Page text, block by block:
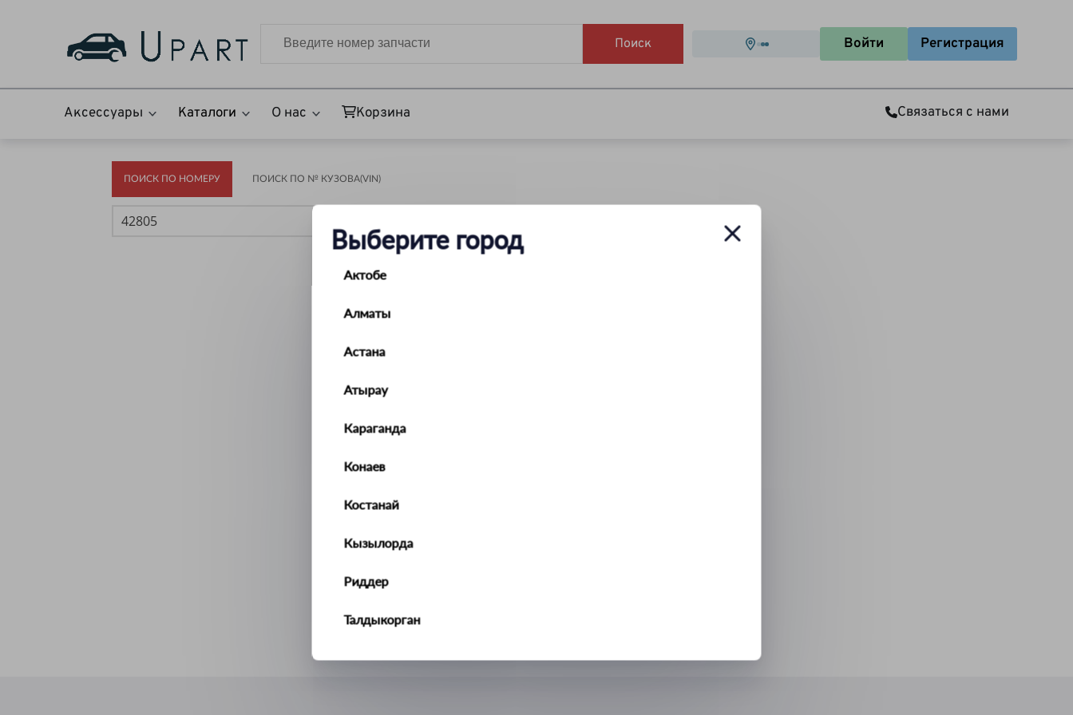
Поиск
Выберите город
Актобе
Алматы
Астана
Атырау
Караганда
Конаев
Костанай
Кызылорда
Риддер
Талдыкорган
Уральск
Войти Регистрация
Аксессуары Каталоги О нас Корзина Связаться с нами
ПОИСК ПО НОМЕРУ ПОИСК ПО № КУЗОВА(VIN)